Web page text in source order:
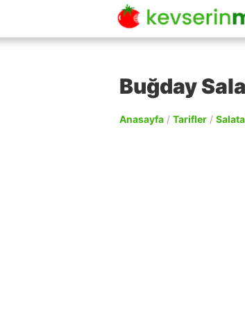
Buğday
Anasayfa / Tarifler /